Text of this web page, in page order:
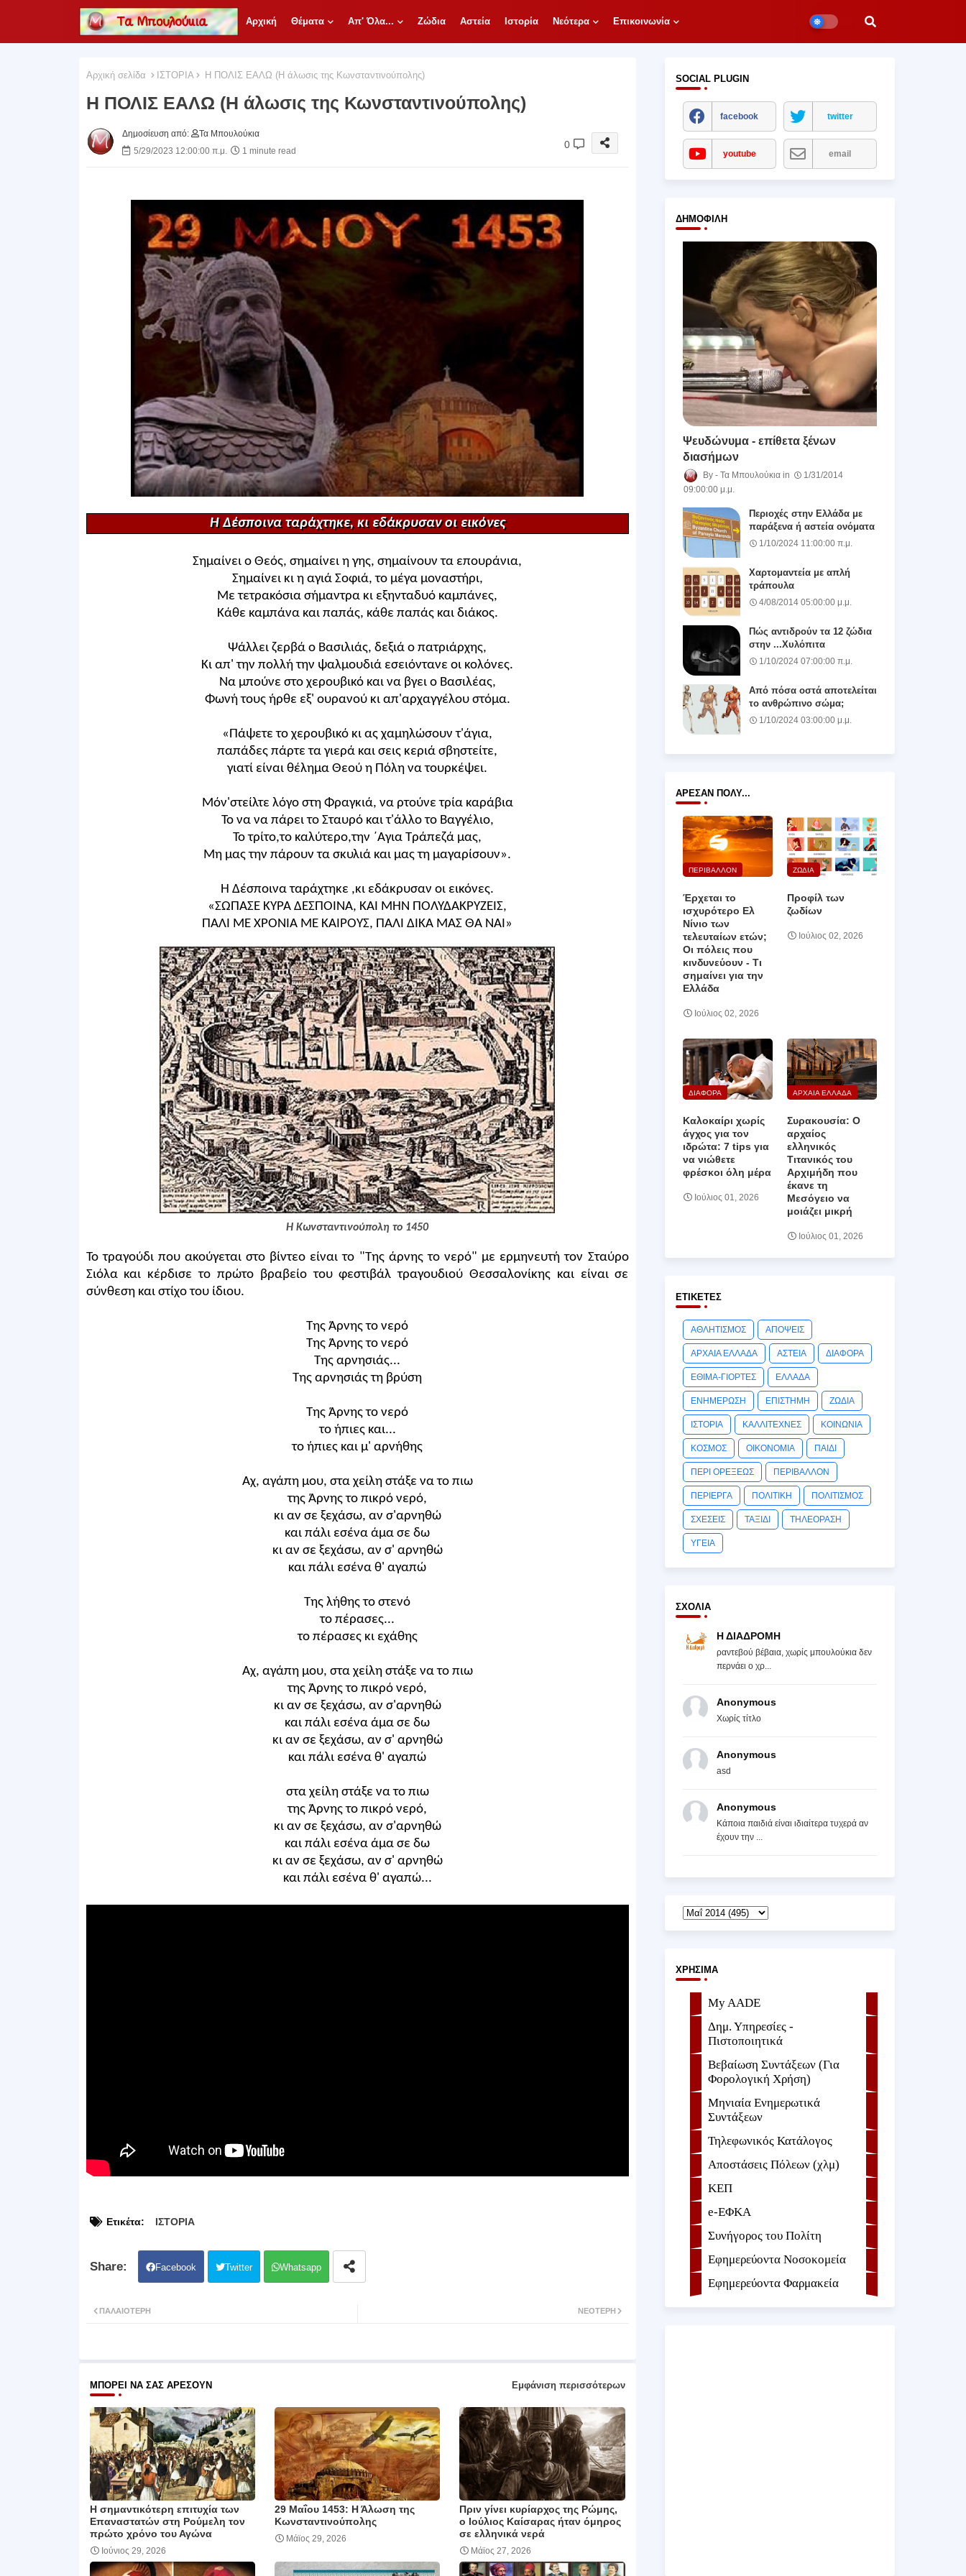
Αρχική Θέματα Απ' Όλα... Ζώδια Αστεία Ιστορία Νεότερα Επικοινωνία
Αρχική σελίδα ΙΣΤΟΡΙΑ H ΠΟΛΙΣ ΕΑΛΩ (Η άλωσις της Κωνσταντινούπολης)
H ΠΟΛΙΣ ΕΑΛΩ (Η άλωσις της Κωνσταντινούπολης)
Δημοσίευση από:
Τα Μπουλούκια
5/29/2023 12:00:00 π.μ.
1 minute read
0
Η Δέσποινα ταράχτηκε, κι εδάκρυσαν οι εικόνες
Σημαίνει ο Θεός, σημαίνει η γης, σημαίνουν τα επουράνια,
Σημαίνει κι η αγιά Σοφιά, το μέγα μοναστήρι,
Με τετρακόσια σήμαντρα κι εξηνταδυό καμπάνες,
Κάθε καμπάνα και παπάς, κάθε παπάς και διάκος.
Ψάλλει ζερβά ο Βασιλιάς, δεξιά ο πατριάρχης,
Κι απ' την πολλή την ψαλμουδιά εσειόντανε οι κολόνες.
Να μπούνε στο χερουβικό και να βγει ο Βασιλέας,
Φωνή τους ήρθε εξ' ουρανού κι απ'αρχαγγέλου στόμα.
«Πάψετε το χερουβικό κι ας χαμηλώσουν τ'άγια,
παπάδες πάρτε τα γιερά και σεις κεριά σβηστείτε,
γιατί είναι θέλημα Θεού η Πόλη να τουρκέψει.
Μόν'στείλτε λόγο στη Φραγκιά, να ρτούνε τρία καράβια
Το να να πάρει το Σταυρό και τ'άλλο το Βαγγέλιο,
Το τρίτο,το καλύτερο,την ΄Αγια Τράπεζά μας,
Μη μας την πάρουν τα σκυλιά και μας τη μαγαρίσουν».
Η Δέσποινα ταράχτηκε ,κι εδάκρυσαν οι εικόνες.
«ΣΩΠΑΣΕ ΚΥΡΑ ΔΕΣΠΟΙΝΑ, ΚΑΙ ΜΗΝ ΠΟΛΥΔΑΚΡΥΖΕΙΣ,
ΠΑΛΙ ΜΕ ΧΡΟΝΙΑ ΜΕ ΚΑΙΡΟΥΣ, ΠΑΛΙ ΔΙΚΑ ΜΑΣ ΘΑ ΝΑΙ»
H Κωνσταντινούπολη το 1450
Το τραγούδι που ακούγεται στο βίντεο είναι το "Της άρνης το νερό" με ερμηνευτή τον Σταύρο
Σιόλα και κέρδισε το πρώτο βραβείο του φεστιβάλ τραγουδιού Θεσσαλονίκης και είναι σε
σύνθεση και στίχο του ίδιου.
Της Άρνης το νερό
Της Άρνης το νερό
Της αρνησιάς...
Της αρνησιάς τη βρύση
Της Άρνης το νερό
το ήπιες και...
το ήπιες και μ' αρνήθης
Αχ, αγάπη μου, στα χείλη στάξε να το πιω
της Άρνης το πικρό νερό,
κι αν σε ξεχάσω, αν σ'αρνηθώ
και πάλι εσένα άμα σε δω
κι αν σε ξεχάσω, αν σ' αρνηθώ
και πάλι εσένα θ' αγαπώ
Της λήθης το στενό
το πέρασες...
το πέρασες κι εχάθης
Αχ, αγάπη μου, στα χείλη στάξε να το πιω
της Άρνης το πικρό νερό,
κι αν σε ξεχάσω, αν σ'αρνηθώ
και πάλι εσένα άμα σε δω
κι αν σε ξεχάσω, αν σ' αρνηθώ
και πάλι εσένα θ' αγαπώ
στα χείλη στάξε να το πιω
της Άρνης το πικρό νερό,
κι αν σε ξεχάσω, αν σ'αρνηθώ
και πάλι εσένα άμα σε δω
κι αν σε ξεχάσω, αν σ' αρνηθώ
και πάλι εσένα θ' αγαπώ...
Ετικέτα: ΙΣΤΟΡΙΑ
Facebook Twitter Whatsapp
ΝΕΌΤΕΡΗ
ΠΑΛΑΙΌΤΕΡΗ
ΜΠΟΡΕΊ ΝΑ ΣΑΣ ΑΡΈΣΟΥΝ Εμφάνιση περισσότερων
Η σημαντικότερη επιτυχία των
Επαναστατών στη Ρούμελη τον
πρώτο χρόνο του Αγώνα
Ιούνιος 29, 2026
29 Μαΐου 1453: Η Άλωση της
Κωνσταντινούπολης
Μάϊος 29, 2026
Πριν γίνει κυρίαρχος της Ρώμης,
ο Ιούλιος Καίσαρας ήταν όμηρος
σε ελληνικά νερά
Μάϊος 27, 2026
SOCIAL PLUGIN
facebook twitter
youtube email
ΔΗΜΟΦΙΛΉ
Ψευδώνυμα - επίθετα ξένων
διασήμων
Τα Μπουλούκια
1/31/2014
09:00:00 μ.μ.
Περιοχές στην Ελλάδα με
παράξενα ή αστεία ονόματα
1/10/2024 11:00:00 π.μ.
Χαρτομαντεία με απλή
τράπουλα
4/08/2014 05:00:00 μ.μ.
Πώς αντιδρούν τα 12 ζώδια
στην ...Χυλόπιτα
1/10/2024 07:00:00 π.μ.
Από πόσα οστά αποτελείται
το ανθρώπινο σώμα;
1/10/2024 03:00:00 μ.μ.
ΆΡΕΣΑΝ ΠΟΛΎ...
ΠΕΡΙΒΑΛΛΟΝ
Έρχεται το
ισχυρότερο Ελ
Νίνιο των
τελευταίων ετών;
Οι πόλεις που
κινδυνεύουν ‑ Τι
σημαίνει για την
Ελλάδα
Ιούλιος 02, 2026
ΖΩΔΙΑ
Προφίλ των
ζωδίων
Ιούλιος 02, 2026
ΔΙΑΦΟΡΑ
Καλοκαίρι χωρίς
άγχος για τον
ιδρώτα: 7 tips για
να νιώθετε
φρέσκοι όλη μέρα
Ιούλιος 01, 2026
ΑΡΧΑΙΑ ΕΛΛΑΔΑ
Συρακουσία: Ο
αρχαίος
ελληνικός
Τιτανικός του
Αρχιμήδη που
έκανε τη
Μεσόγειο να
μοιάζει μικρή
Ιούλιος 01, 2026
ΕΤΙΚΈΤΕΣ
ΑΘΛΗΤΙΣΜΟΣ ΑΠΟΨΕΙΣ
ΑΡΧΑΙΑ ΕΛΛΑΔΑ ΑΣΤΕΙΑ ΔΙΑΦΟΡΑ
ΕΘΙΜΑ-ΓΙΟΡΤΕΣ ΕΛΛΑΔΑ
ΕΝΗΜΕΡΩΣΗ ΕΠΙΣΤΗΜΗ ΖΩΔΙΑ
ΙΣΤΟΡΙΑ ΚΑΛΛΙΤΕΧΝΕΣ ΚΟΙΝΩΝΙΑ
ΚΟΣΜΟΣ ΟΙΚΟΝΟΜΙΑ ΠΑΙΔΙ
ΠΕΡΙ ΟΡΕΞΕΩΣ ΠΕΡΙΒΑΛΛΟΝ
ΠΕΡΙΕΡΓΑ ΠΟΛΙΤΙΚΗ ΠΟΛΙΤΙΣΜΟΣ
ΣΧΕΣΕΙΣ ΤΑΞΙΔΙ ΤΗΛΕΟΡΑΣΗ
ΥΓΕΙΑ
ΣΧΌΛΙΑ
Η ΔΙΑΔΡΟΜΗ
ραντεβού βέβαια, χωρίς μπουλούκια δεν
περνάει ο χρ...
Anonymous
Χωρίς τίτλο
Anonymous
asd
Anonymous
Κάποια παιδιά είναι ιδιαίτερα τυχερά αν
έχουν την ...
ΧΡΉΣΙΜΑ
My AADE
Δημ. Υπηρεσίες -
Πιστοποιητικά
Βεβαίωση Συντάξεων (Για
Φορολογική Χρήση)
Μηνιαία Ενημερωτικά
Συντάξεων
Τηλεφωνικός Κατάλογος
Αποστάσεις Πόλεων (χλμ)
ΚΕΠ
e-ΕΦKA
Συνήγορος του Πολίτη
Εφημερεύοντα Νοσοκομεία
Εφημερεύοντα Φαρμακεία